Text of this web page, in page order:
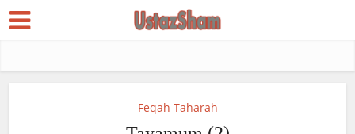
Feqah Taharah